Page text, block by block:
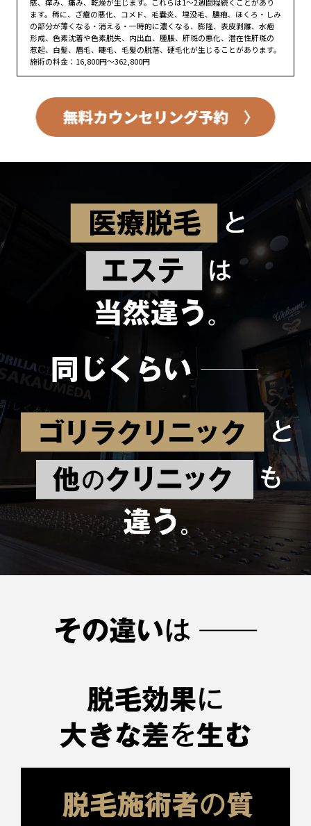
感、痒み、痛み、乾燥が生じます。これらは1～2週間程続くことがあり
ます。稀に、ざ瘡の悪化、コメド、毛嚢炎、埋没毛、膿疱、ほくろ・しみ
の部分が薄くなる・消える・一時的に濃くなる、膨隆、表皮剥離、水疱
形成、色素沈着や色素脱失、内出血、腫脹、肝斑の悪化、潜在性肝斑の
惹起、白髪、眉毛、睫毛、毛髪の脱落、硬毛化が生じることがあります。
施術の料金：16,800円～362,800円